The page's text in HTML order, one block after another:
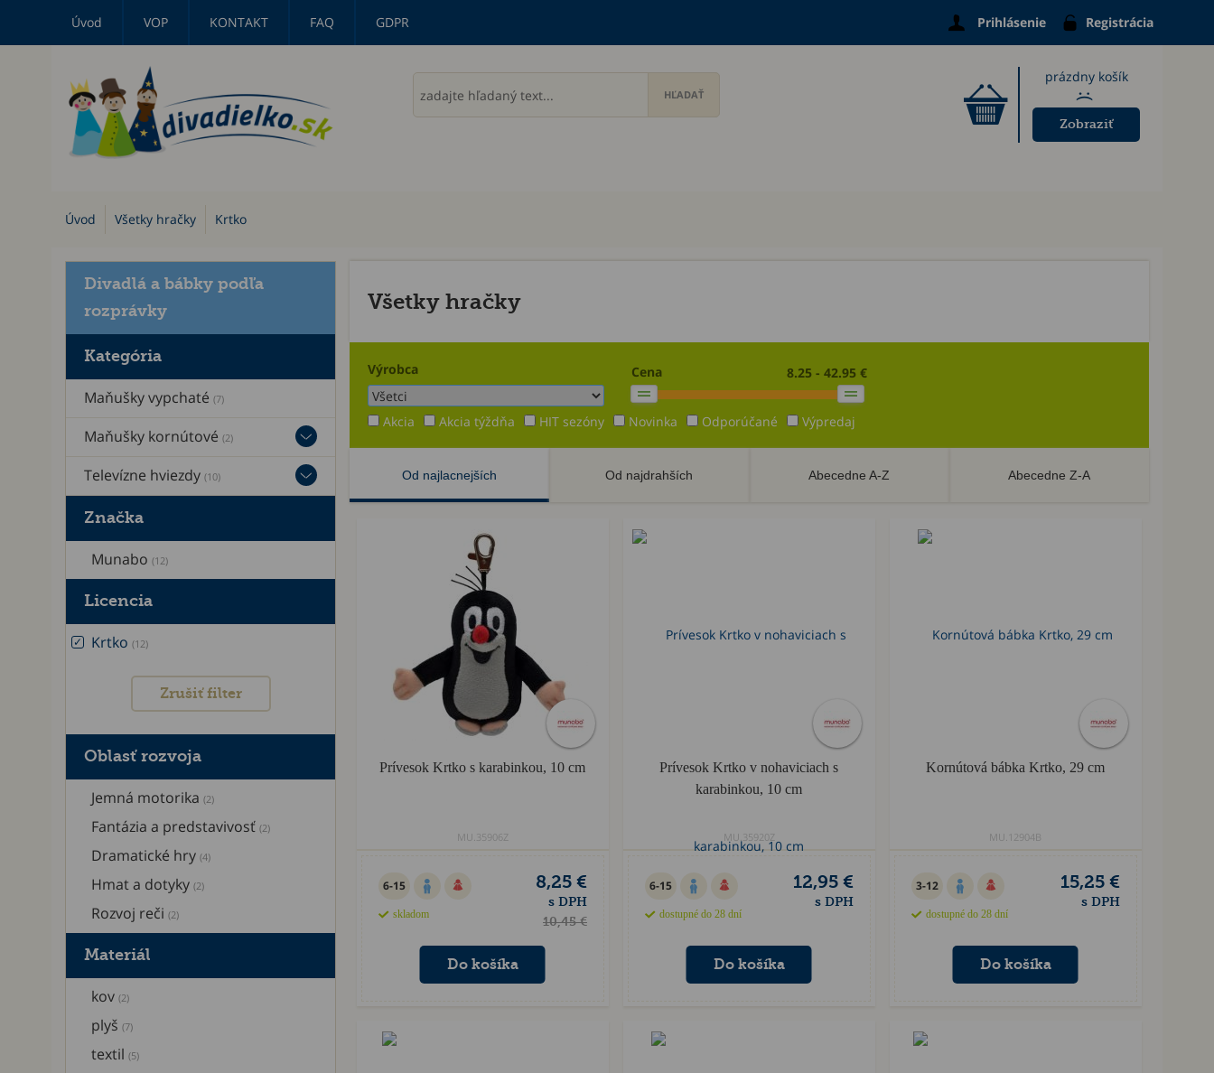
Úvod VOP KONTAKT FAQ GDPR Prihlásenie Registrácia
prázdny košík
:(
Zobraziť
Úvod Všetky hračky Krtko
Divadlá a bábky podľa
rozprávky
Kategória
Maňušky vypchaté (7)
Maňušky kornútové (2)
Televízne hviezdy (10)
Značka
Munabo (12)
Licencia
Krtko (12)
Zrušiť filter
Oblasť rozvoja
Jemná motorika (2)
Fantázia a predstavivosť (2)
Dramatické hry (4)
Hmat a dotyky (2)
Rozvoj reči (2)
Materiál
kov (2)
plyš (7)
textil (5)
Všetky hračky
Výrobca Cena 8.25 - 42.95 €
Akcia Akcia týždňa HIT sezóny Novinka Odporúčané Výpredaj
Od najlacnejších Od najdrahších Abecedne A-Z Abecedne Z-A
Prívesok Krtko s karabinkou, 10 cm
MU.35906Z
6-15
skladom
8,25 €
s DPH
10,45 €
Prívesok Krtko v nohaviciach s
karabinkou, 10 cm
MU.35920Z
6-15
dostupné do 28 dní
12,95 €
s DPH
Kornútová bábka Krtko, 29 cm
MU.12904B
3-12
dostupné do 28 dní
15,25 €
s DPH